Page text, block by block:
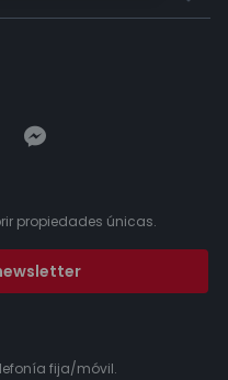
propiedades únicas.
fija/móvil.